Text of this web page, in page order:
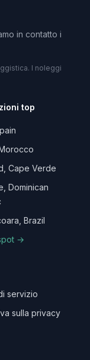
in contatto i
I noleggi
top
Cape Verde
Dominican
Brazil
→
servizio
sulla privacy